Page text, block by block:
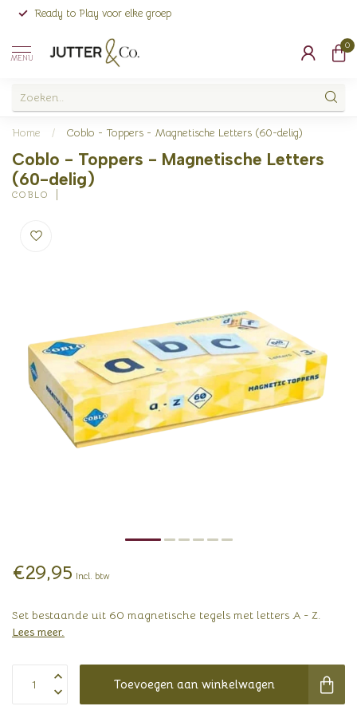
Ready to Play voor elke groep
MENU
0
Home / Coblo - Toppers - Magnetische Letters (60-delig)
Coblo - Toppers - Magnetische Letters
(60-delig)
COBLO
€29,95 Incl. btw
Set bestaande uit 60 magnetische tegels met letters A - Z.
Lees meer.
Toevoegen aan winkelwagen